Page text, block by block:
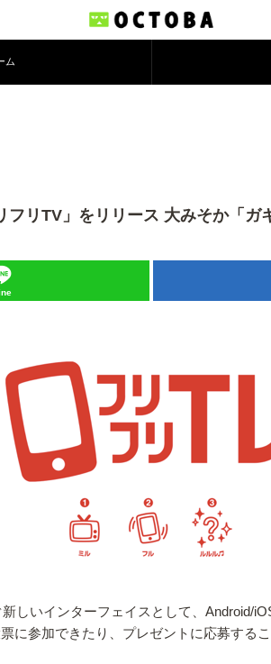
ム
フリTV」をリリース 大みそか「ガ
しいインターフェイスとして、Android/
に参加できたり、プレゼントに応募するこ